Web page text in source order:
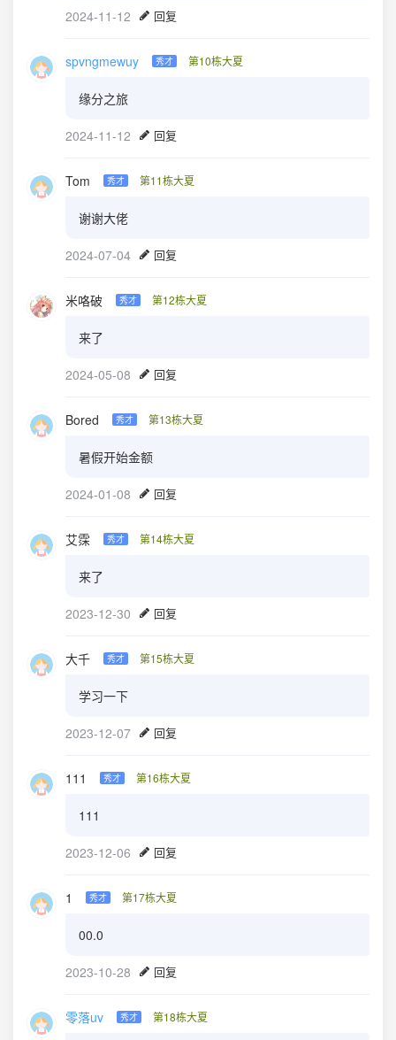
2024-11-12 回复
spvngmewuy 秀才 第10栋大夏
缘分之旅
2024-11-12 回复
Tom 秀才 第11栋大夏
谢谢大佬
2024-07-04 回复
米咯破 秀才 第12栋大夏
来了
2024-05-08 回复
Bored 秀才 第13栋大夏
暑假开始金额
2024-01-08 回复
艾霂 秀才 第14栋大夏
来了
2023-12-30 回复
大千 秀才 第15栋大夏
学习一下
2023-12-07 回复
111 秀才 第16栋大夏
111
2023-12-06 回复
1 秀才 第17栋大夏
00.0
2023-10-28 回复
零落uv 秀才 第18栋大夏